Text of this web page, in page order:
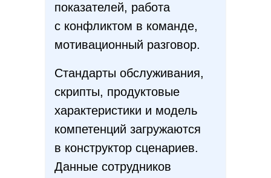
показателей, работа
с конфликтом в команде,
мотивационный разговор.
Стандарты обслуживания,
скрипты, продуктовые
характеристики и модель
компетенций загружаются
в конструктор сценариев.
Данные сотрудников